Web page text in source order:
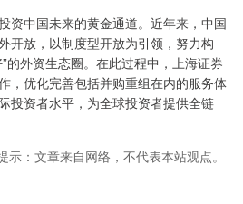
中国未来的黄金通道。近年来，中国
开放，以制度型开放为引领，努力构
的外资生态圈。在此过程中，上海证券
，优化完善包括并购重组在内的服务体
投资者水平，为全球投资者提供全链
示：文章来自网络，不代表本站观点。